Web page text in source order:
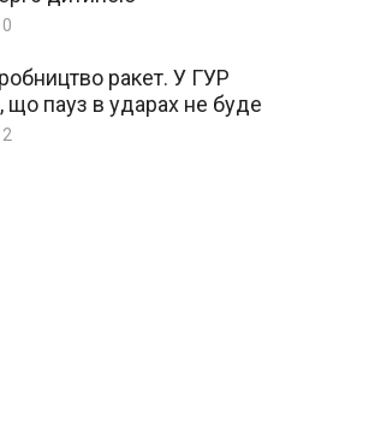
0
ракет. У ГУР
пауз в ударах не буде
2